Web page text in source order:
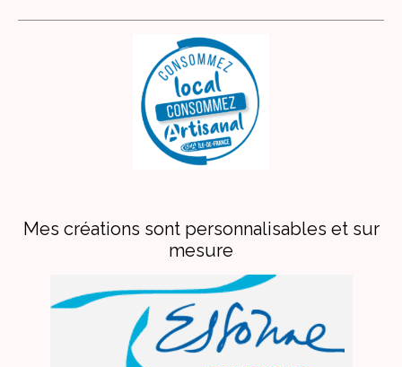
Mes créations sont personnalisables et sur
mesure